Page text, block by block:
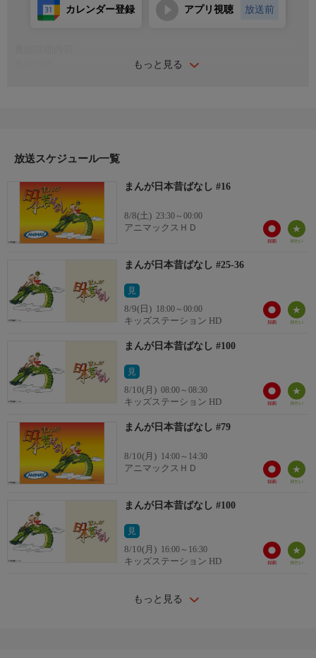
もっと見る
カレンダー登録 アプリ視聴 放送前
制作:1975年
放送スケジュール一覧
まんが日本昔ばなし #16
8/8(土) 23:30～00:00
アニマックスＨＤ
まんが日本昔ばなし #25-36
見
8/9(日) 18:00～00:00
キッズステーション HD
まんが日本昔ばなし #100
見
8/10(月) 08:00～08:30
キッズステーション HD
まんが日本昔ばなし #79
8/10(月) 14:00～14:30
アニマックスＨＤ
まんが日本昔ばなし #100
見
8/10(月) 16:00～16:30
キッズステーション HD
もっと見る